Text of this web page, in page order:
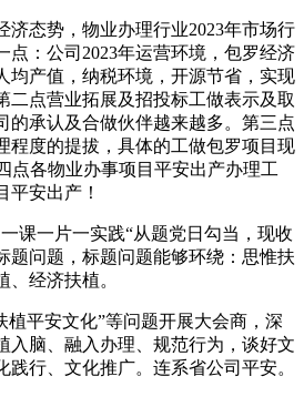
态势，物业办理行业2023年市场行
点：公司2023年运营环境，包罗经济
均产值，纳税环境，开源节省，实现
二点营业拓展及招投标工做表示及取
的承认及合做伙伴越来越多。第三点
程度的提拔，具体的工做包罗项目现
点各物业办事项目平安出产办理工
平安出产！
一片一实践“从题党日勾当，现收
题问题，标题问题能够环绕：思惟扶
经济扶植。
平安文化”等问题开展大会商，深
入脑、融入办理、规范行为，谈好文
行、文化推广。连系省公司平安。